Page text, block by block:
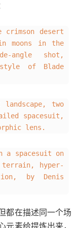
crimson desert
moons in the
angle shot,
of Blade
two
spacesuit,
lens.
spacesuit on
hyper-
by Denis
都在描述同一个场
素给提炼出来，